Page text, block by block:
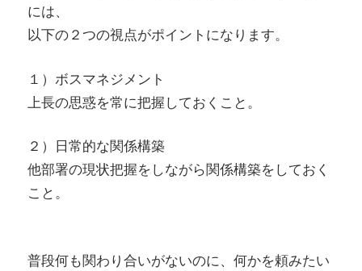
には、
以下の２つの視点がポイントになります。
１）ボスマネジメント​
上長の思惑を常に把握しておくこと​。
２）日常的な関係構築​
他部署の現状把握をしながら関係構築をしておく
こと。
普段何も関わり合いがないのに、何かを頼みたい